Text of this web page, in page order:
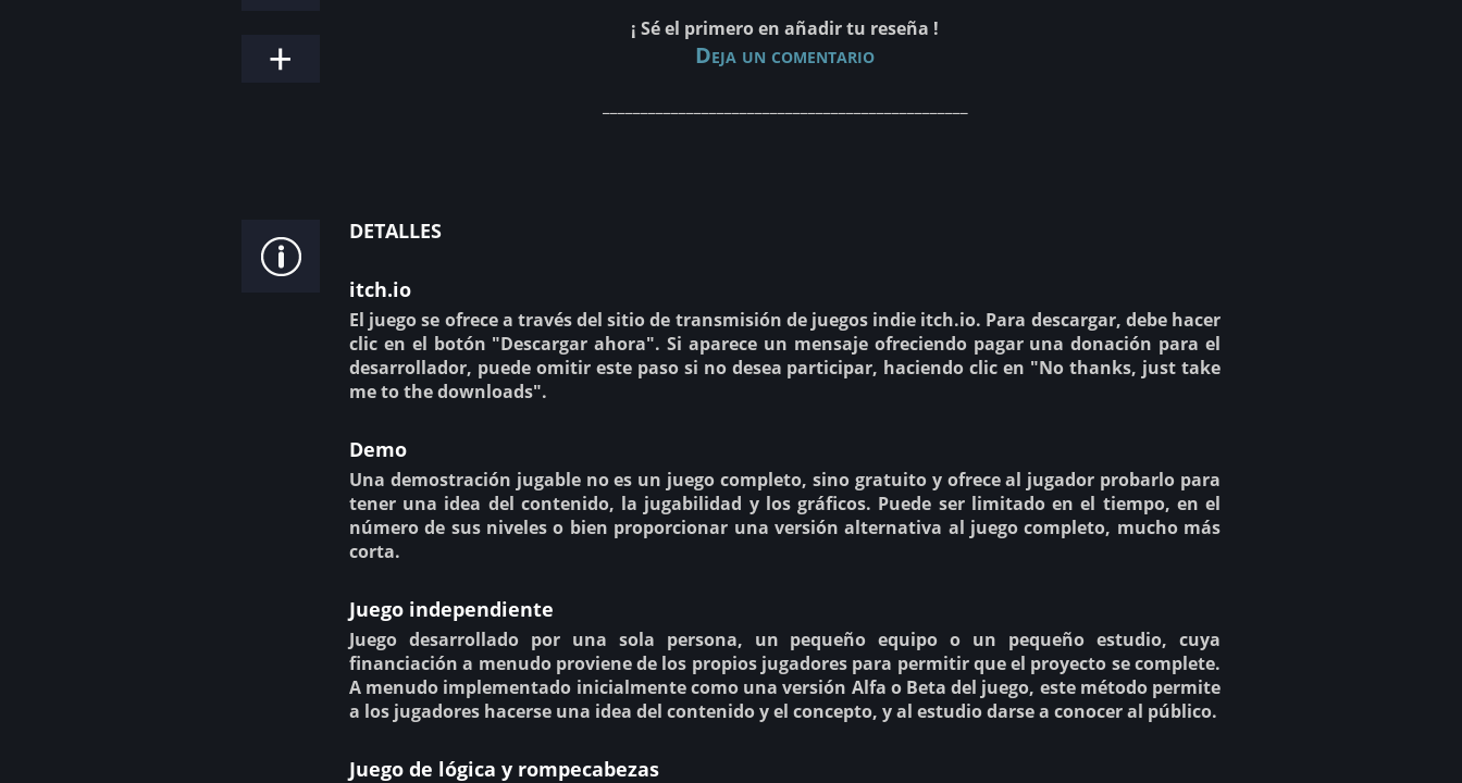
¡ Sé el primero en añadir tu reseña !
Deja un comentario
detalles
itch.io
El juego se ofrece a través del sitio de transmisión de juegos indie itch.io. Para descargar, debe hacer
clic en el botón "Descargar ahora". Si aparece un mensaje ofreciendo pagar una donación para el
desarrollador, puede omitir este paso si no desea participar, haciendo clic en "No thanks, just take
me to the downloads".
Demo
Una demostración jugable no es un juego completo, sino gratuito y ofrece al jugador probarlo para
tener una idea del contenido, la jugabilidad y los gráficos. Puede ser limitado en el tiempo, en el
número de sus niveles o bien proporcionar una versión alternativa al juego completo, mucho más
corta.
Juego independiente
Juego desarrollado por una sola persona, un pequeño equipo o un pequeño estudio, cuya
financiación a menudo proviene de los propios jugadores para permitir que el proyecto se complete.
A menudo implementado inicialmente como una versión Alfa o Beta del juego, este método permite
a los jugadores hacerse una idea del contenido y el concepto, y al estudio darse a conocer al público.
Juego de lógica y rompecabezas